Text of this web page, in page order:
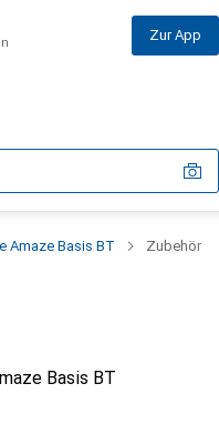
Zur App
Amaze Basis BT Zubehör
Basis BT